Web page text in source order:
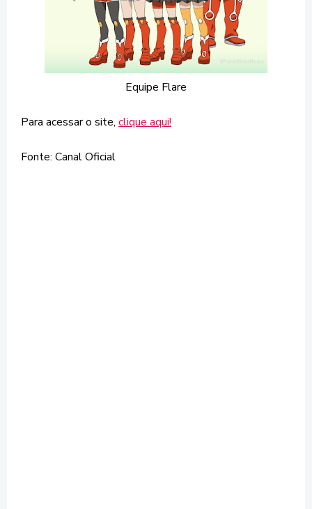
Equipe Flare
Para acessar o site, clique aqui!
Fonte: Canal Oficial